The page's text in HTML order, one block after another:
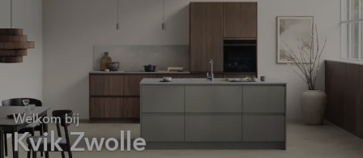
-30% op alle
incl. spoelbak
en kraan*
Welkom bij
Kvik Zwolle